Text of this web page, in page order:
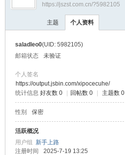
›
https://jszst.com.cn/?5982105
主题 个人资料
saladleo0(UID: 5982105)
邮箱状态
未验证
个人签名
https://output.jsbin.com/xipocecuhe/
统计信息 好友数 0 回帖数 0 主题数 0
性别 保密
活跃概况
用户组 新手上路
注册时间
2025-7-19 13:25